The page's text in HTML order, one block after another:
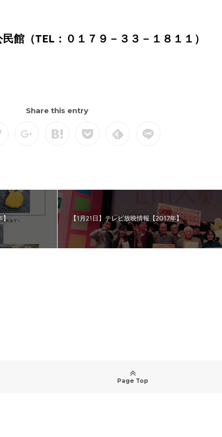
（TEL：０１７９－３３－１８１１）
Share this entry
】 【1月21日】テレビ放映情報【2017年】
Page Top